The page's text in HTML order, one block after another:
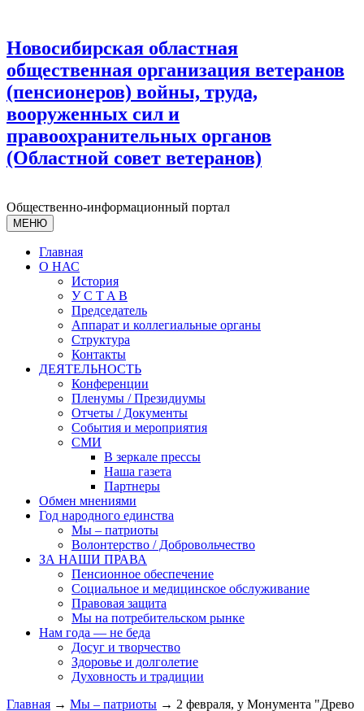
Новосибирская областная
общественная организация ветеранов
(пенсионеров) войны, труда,
вооруженных сил и
правоохранительных органов
(Областной совет ветеранов)
Общественно-информационный портал
МЕНЮ
Главная
О НАС
История
У С T A B
Председатель
Аппарат и коллегиальные органы
Структура
Контакты
ДЕЯТЕЛЬНОСТЬ
Конференции
Пленумы / Президиумы
Отчеты / Документы
События и мероприятия
СМИ
В зеркале прессы
Наша газета
Партнеры
Обмен мнениями
Год народного единства
Мы – патриоты
Волонтерство / Добровольчество
ЗА НАШИ ПРАВА
Пенсионное обеспечение
Социальное и медицинское обслуживание
Правовая защита
Мы на потребительском рынке
Нам года — не беда
Досуг и творчество
Здоровье и долголетие
Духовность и традиции
Главная → Мы – патриоты → 2 февраля, у Монумента "Древо